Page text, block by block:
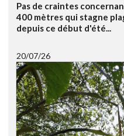
Pas de craintes
400 mètres qui stagne
depuis ce début d'été...
20/07/26